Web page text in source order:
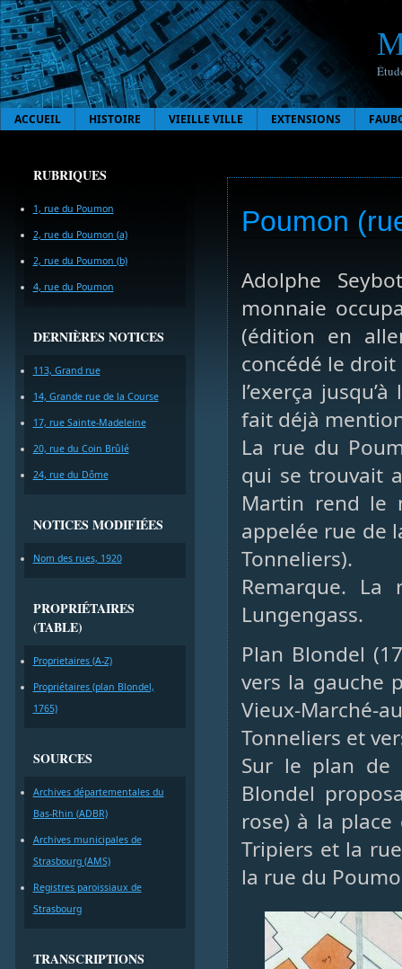
ACCUEIL HISTOIRE VIEILLE VILLE EXTENSIONS
RUBRIQUES
1, rue du Poumon
2, rue du Poumon (a)
2, rue du Poumon (b)
4, rue du Poumon
DERNIÈRES NOTICES
113, Grand rue
14, Grande rue de la Course
17, rue Sainte-Madeleine
20, rue du Coin Brûlé
24, rue du Dôme
NOTICES MODIFIÉES
Nom des rues, 1920
PROPRIÉTAIRES
(TABLE)
Proprietaires (A-Z)
Propriétaires (plan Blondel,
1765)
SOURCES
Archives départementales du
Bas-Rhin (ADBR)
Archives municipales de
Strasbourg (AMS)
Registres paroissiaux de
Strasbourg
TRANSCRIPTIONS
Poumon
Adolphe
monnaie
(édition en
concédé le droit
l’exerça
fait déjà
La rue du
qui se trouvait
Martin rend le
appelée rue de
Tonneliers).
Remarque.
Lungengass.
Plan Blondel
vers la gauche
Vieux-
Tonneliers et
Sur le plan de
Blondel
rose) à la
Tripiers et la
la rue du